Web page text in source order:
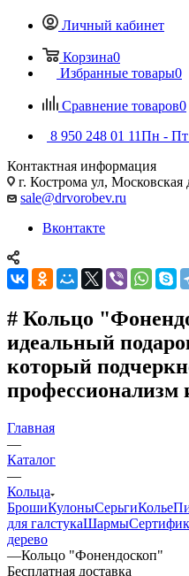
Личный кабинет
Корзина0
Избранные товары0
Сравнение товаров0
8 950 248 01 11Пн - Пт
Контактная информация
г. Кострома ул, Московская
sale@drvorobev.ru
Вконтакте
# Кольцо
идеальный
который
профессионализм
Главная
—
Каталог
—
Кольца
БрошиКулоныСерьгиКолье
для галстукаШармы
дерево
—Кольцо "Фонендоскоп"
Бесплатная доставка